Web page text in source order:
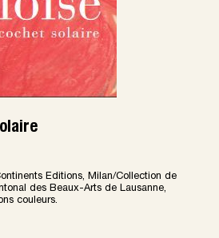
Editions, Milan/Collection de
des Beaux-Arts de Lausanne,
couleurs.